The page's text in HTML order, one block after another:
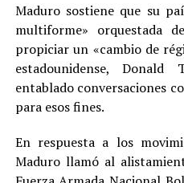
Maduro sostiene que su
multiforme» orquestada
propiciar un «cambio de
estadounidense,
entablado conversaciones
para esos fines.
En respuesta a los
Maduro llamó al